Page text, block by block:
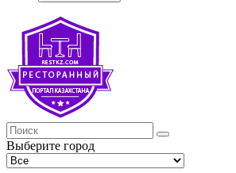
Выберите город